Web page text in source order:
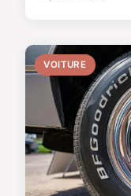
VOITURE